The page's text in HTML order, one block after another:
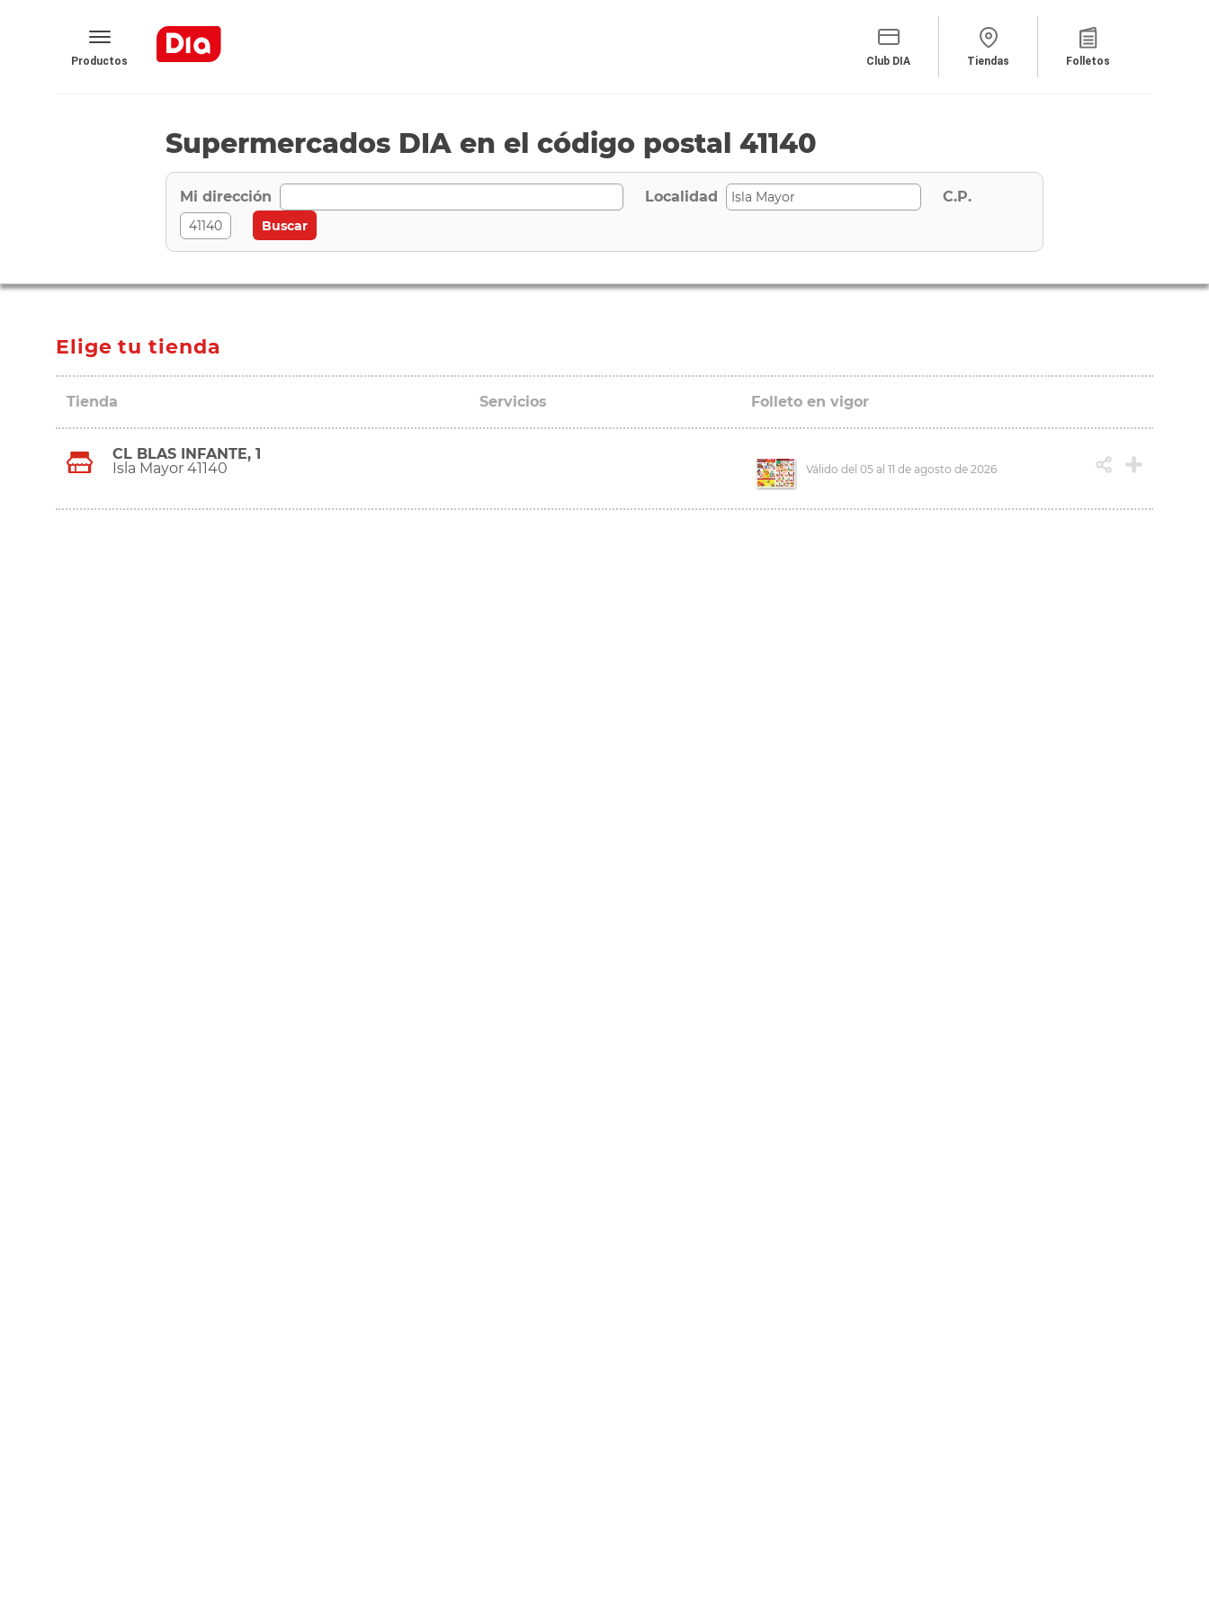
Productos Club DIA Tiendas Folletos
Supermercados DIA en el código postal 41140
Mi dirección Localidad C.P.
Elige tu tienda
Tienda Servicios Folleto en vigor
CL BLAS INFANTE, 1
Isla Mayor 41140
Válido del 05 al 11 de agosto de 2026